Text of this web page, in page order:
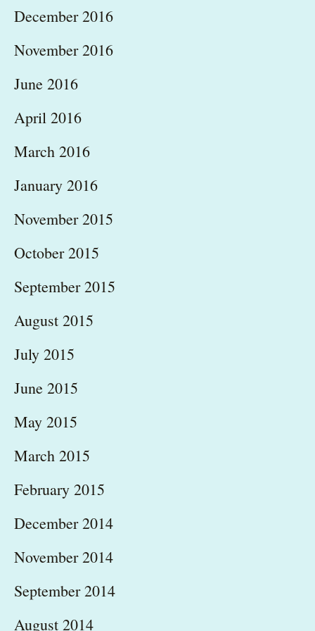
December 2016
November 2016
June 2016
April 2016
March 2016
January 2016
November 2015
October 2015
September 2015
August 2015
July 2015
June 2015
May 2015
March 2015
February 2015
December 2014
November 2014
September 2014
August 2014